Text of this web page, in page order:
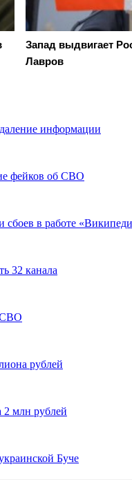
Запад выдвигает
Лавров
информации
фейков об СВО
в работе
32 канала
СВО
рублей
2 млн рублей
Буче